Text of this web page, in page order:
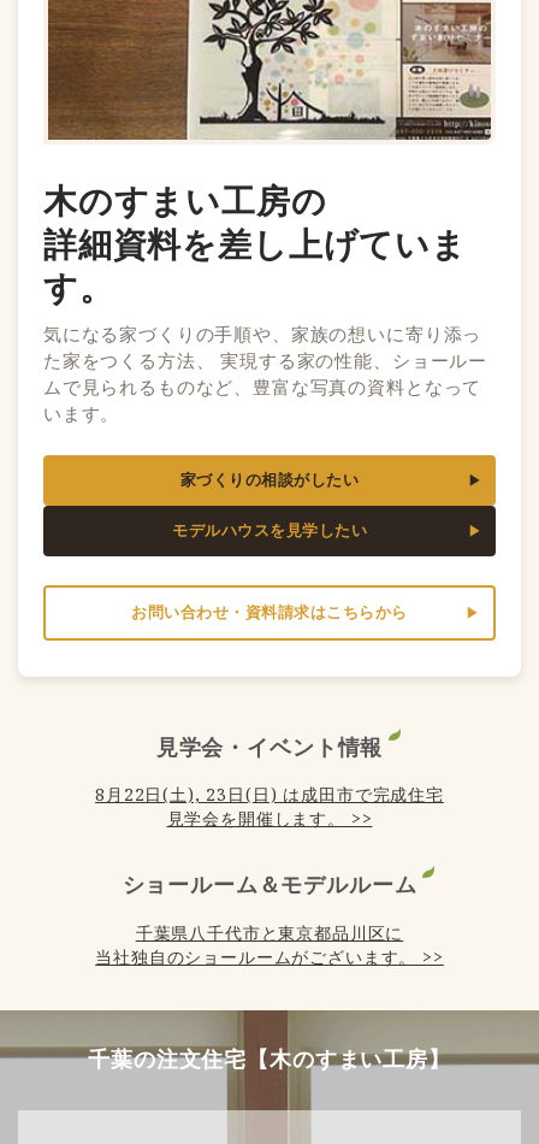
木のすまい工房の
詳細資料を差し上げていま
す。
気になる家づくりの手順や、家族の想いに寄り添っ
た家をつくる方法、 実現する家の性能、ショールー
ムで見られるものなど、豊富な写真の資料となって
います。
家づくりの相談がしたい
モデルハウスを見学したい
お問い合わせ・資料請求はこちらから
見学会・イベント情報
8月22日(土), 23日(日) は成田市で完成住宅
見学会を開催します。 >>
ショールーム＆モデルルーム
千葉県八千代市と東京都品川区に
当社独自のショールームがございます。 >>
千葉の注文住宅【木のすまい工房】